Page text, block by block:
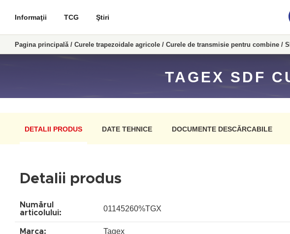
Informaţii TCG Ştiri
Pagina principală / Curele trapezoidale agricole / Curele de transmisie pentru combine /
TAGEX SDF
DETALII PRODUS DATE TEHNICE DOCUMENTE DESCĂRCABILE
Detalii produs
Numărul
articolului:
01145260%TGX
Marca: Tagex